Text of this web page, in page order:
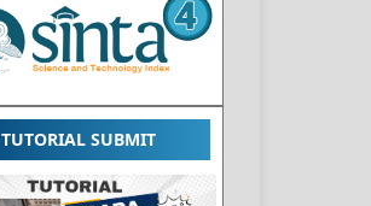
TUTORIAL SUBMIT